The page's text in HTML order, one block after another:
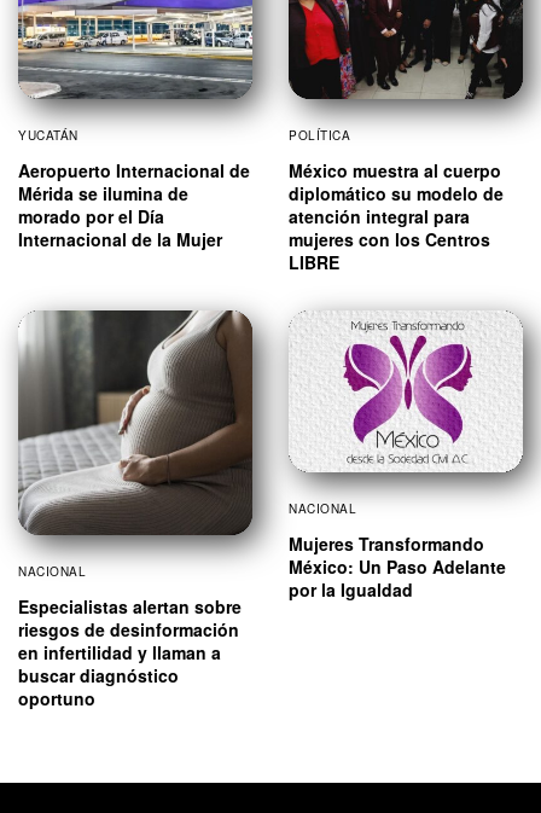
YUCATÁN
Aeropuerto Internacional de
Mérida se ilumina de
morado por el Día
Internacional de la Mujer
POLÍTICA
México muestra al cuerpo
diplomático su modelo de
atención integral para
mujeres con los Centros
LIBRE
NACIONAL
Especialistas alertan sobre
riesgos de desinformación
en infertilidad y llaman a
buscar diagnóstico
oportuno
NACIONAL
Mujeres Transformando
México: Un Paso Adelante
por la Igualdad